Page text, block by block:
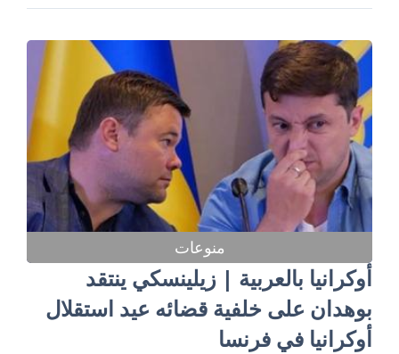
منوعات
أوكرانيا بالعربية | زيلينسكي ينتقد
بوهدان على خلفية قضائه عيد استقلال
أوكرانيا في فرنسا